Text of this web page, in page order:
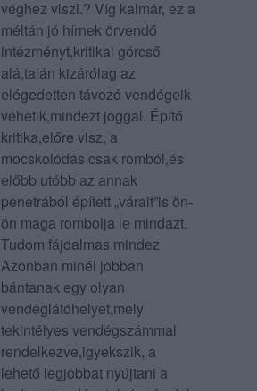
véghez viszi.? Víg kalmár, ez a
méltán jó hírnek örvendő
intézményt,kritikai górcső
alá,talán kizárólag az
elégedetten távozó vendégeik
vehetik,mindezt joggal. Építő
kritika,előre visz, a
mocskolódás csak romból,és
előbb utóbb az annak
penetrából épített „várait”is ön-
ön maga rombolja le mindazt.
Tudom fájdalmas mindez
Azonban minél jobban
bántanak egy olyan
vendéglátóhelyet,mely
tekintélyes vendégszámmal
rendelkezve,igyekszik, a
lehető legjobbat nyújtani a